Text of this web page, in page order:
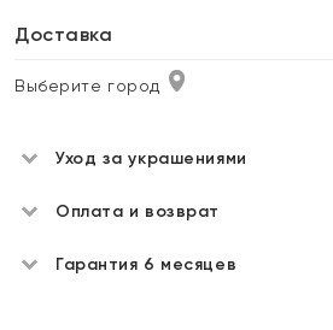
Доставка
Выберите город
Уход за украшениями
Оплата и возврат
Гарантия 6 месяцев